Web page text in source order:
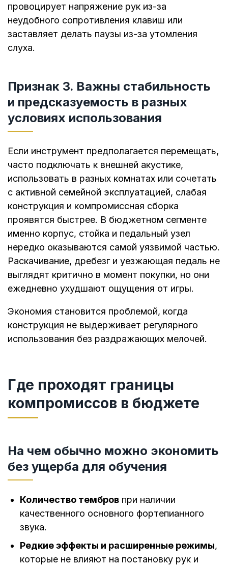
провоцирует напряжение рук из-за
неудобного сопротивления клавиш или
заставляет делать паузы из-за утомления
слуха.
Признак 3. Важны стабильность
и предсказуемость в разных
условиях использования
Если инструмент предполагается перемещать,
часто подключать к внешней акустике,
использовать в разных комнатах или сочетать
с активной семейной эксплуатацией, слабая
конструкция и компромиссная сборка
проявятся быстрее. В бюджетном сегменте
именно корпус, стойка и педальный узел
нередко оказываются самой уязвимой частью.
Раскачивание, дребезг и уезжающая педаль не
выглядят критично в момент покупки, но они
ежедневно ухудшают ощущения от игры.
Экономия становится проблемой, когда
конструкция не выдерживает регулярного
использования без раздражающих мелочей.
Где проходят границы
компромиссов в бюджете
На чем обычно можно экономить
без ущерба для обучения
Количество тембров при наличии
качественного основного фортепианного
звука.
Редкие эффекты и расширенные режимы,
которые не влияют на постановку рук и